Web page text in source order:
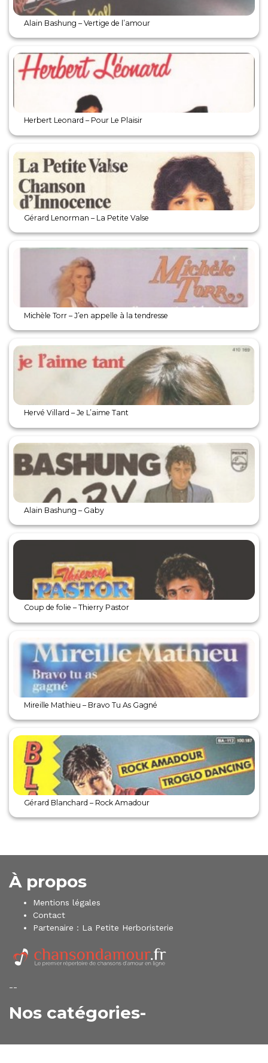
Alain Bashung – Vertige de l’amour
Herbert Leonard – Pour Le Plaisir
Gérard Lenorman – La Petite Valse
Michèle Torr – J’en appelle à la tendresse
Hervé Villard – Je L’aime Tant
Alain Bashung – Gaby
Coup de folie – Thierry Pastor
Mireille Mathieu – Bravo Tu As Gagné
Gérard Blanchard – Rock Amadour
À propos
Mentions légales
Contact
Partenaire : La Petite Herboristerie
--
Nos catégories-